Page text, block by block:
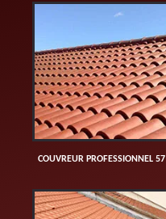
COUVREUR PROFESSIONNEL 57